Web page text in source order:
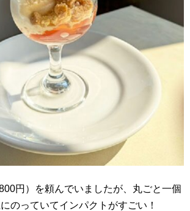
円）を頼んでいましたが、丸ごと一個
のっていてインパクトがすごい！